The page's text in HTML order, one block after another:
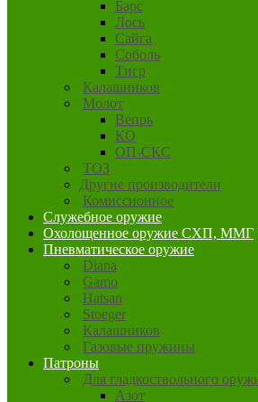
Барс
Лось
Сайга
Соболь
Тигр
Калашников
Молот
Вепрь
КО
ОП-СКС
ТОЗ
Другие производители
Комиссионное
Служебное оружие
Охолощенное оружие СХП, ММГ
Пневматическое оружие
Diana
Gamo
Hatsan
Stoeger
Калашников
Газовые пружины
Патроны
Для гладкоствольного
Азот